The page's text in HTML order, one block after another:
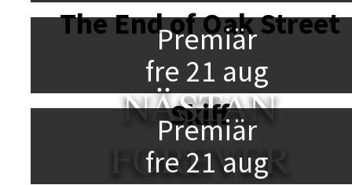
The End of Oak Street
Premiär
fre 21 aug
Skiff
NÄSTAN
FOREVER
Premiär
fre 21 aug